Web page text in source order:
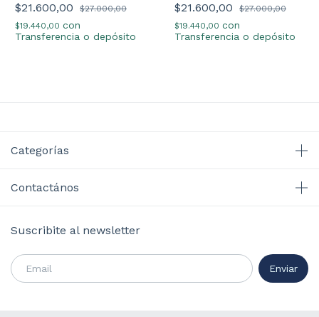
$21.600,00
$27.000,00
$19.440,00 con
Transferencia o depósito
$21.600,00
$27.000,00
$19.440,00 con
Transferencia o depósito
Categorías
Contactános
Suscribite al newsletter